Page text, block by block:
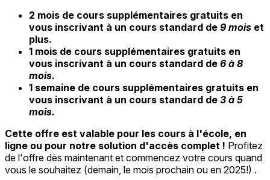
2 mois de cours supplémentaires gratuits en
vous inscrivant à un cours standard de 9 mois et
plus.
1 mois de cours supplémentaires gratuits en
vous inscrivant à un cours standard de 6 à 8
mois.
1 semaine de cours supplémentaires gratuits en
vous inscrivant à un cours standard de 3 à 5
mois.
Cette offre est valable pour les cours à l'école, en
ligne ou pour notre solution d'accès complet ! Profitez
de l'offre dès maintenant et commencez votre cours quand
vous le souhaitez (demain, le mois prochain ou en 2025!) .